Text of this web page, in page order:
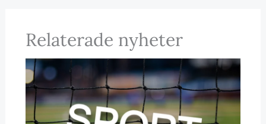
Relaterade nyheter